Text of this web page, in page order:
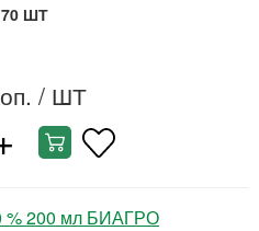
70 ШТ
/ ШТ
% 200 мл БИАГРО